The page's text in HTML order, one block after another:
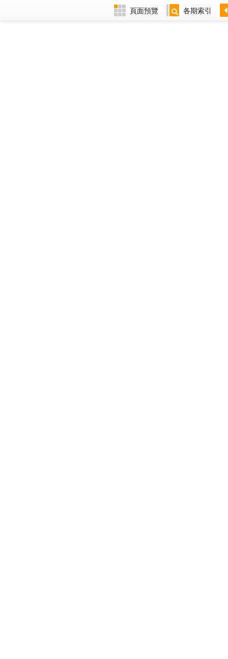
頁面預覽 各期索引